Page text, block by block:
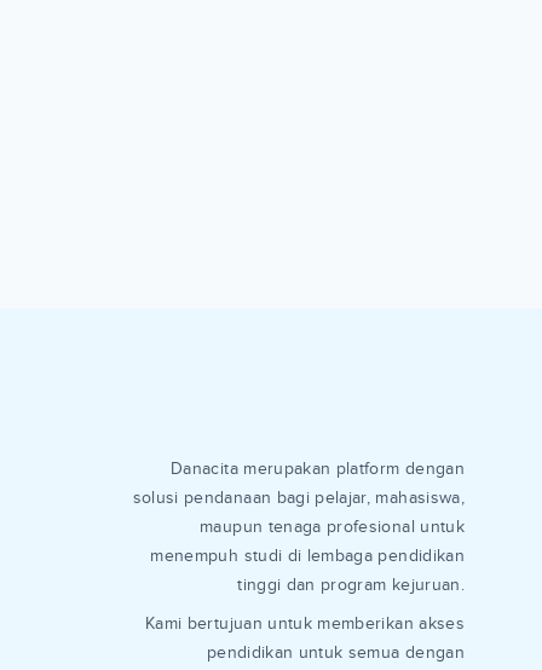
Danacita merupakan platform dengan
solusi pendanaan bagi pelajar, mahasiswa,
maupun tenaga profesional untuk
menempuh studi di lembaga pendidikan
tinggi dan program kejuruan.
Kami bertujuan untuk memberikan akses
pendidikan untuk semua dengan